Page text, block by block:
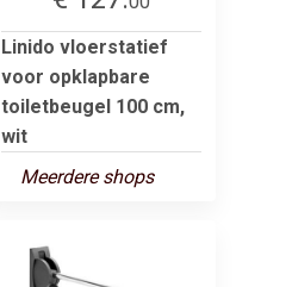
Linido vloerstatief
voor opklapbare
toiletbeugel 100 cm,
wit
Meerdere shops